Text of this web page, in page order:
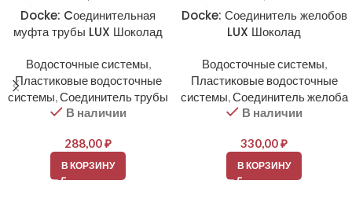
Docke: Cоединительная
муфта трубы LUX Шоколад
Водосточные системы,
Пластиковые водосточные
системы,Соединитель трубы
В наличии
288,00₽
В КОРЗИНУ
Docke: Соединитель желобов
LUX Шоколад
Водосточные системы,
Пластиковые водосточные
системы,Соединитель желоба
В наличии
330,00₽
В КОРЗИНУ